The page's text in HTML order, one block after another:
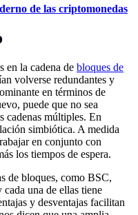
de las criptomonedas
en la cadena de bloques de
volverse redundantes y
en términos de
puede que no sea
cadenas múltiples. En
simbiótica. A medida
en conjunto con
los tiempos de espera.
de bloques, como BSC,
una de ellas tiene
y desventajas facilitan